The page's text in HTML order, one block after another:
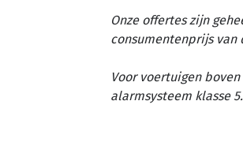
Onze offertes zijn
consumentenprijs van
Voor voertuigen
alarmsysteem klasse